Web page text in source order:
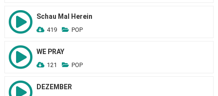
Schau Mal Herein
419 POP
WE PRAY
121 POP
DEZEMBER